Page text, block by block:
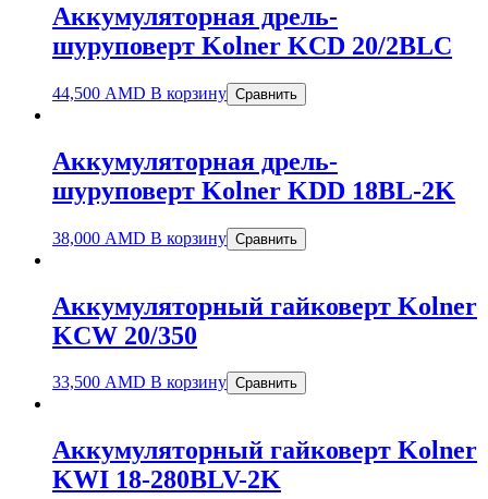
Аккумуляторная дрель-
шуруповерт Kolner KCD 20/2BLC
44,500 AMD В корзину Сравнить
Аккумуляторная дрель-
шуруповерт Kolner KDD 18BL-2K
38,000 AMD В корзину Сравнить
Аккумуляторный гайковерт Kolner
KCW 20/350
33,500 AMD В корзину Сравнить
Аккумуляторный гайковерт Kolner
KWI 18-280BLV-2K